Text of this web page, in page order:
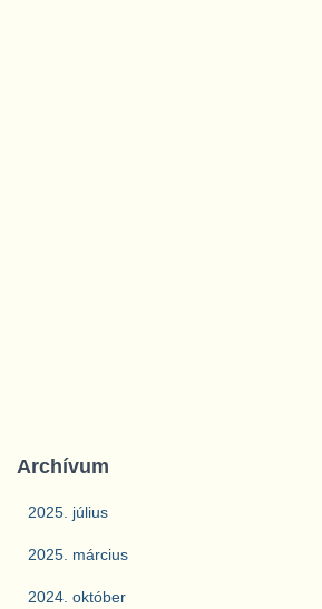
Archívum
2025. július
2025. március
2024. október